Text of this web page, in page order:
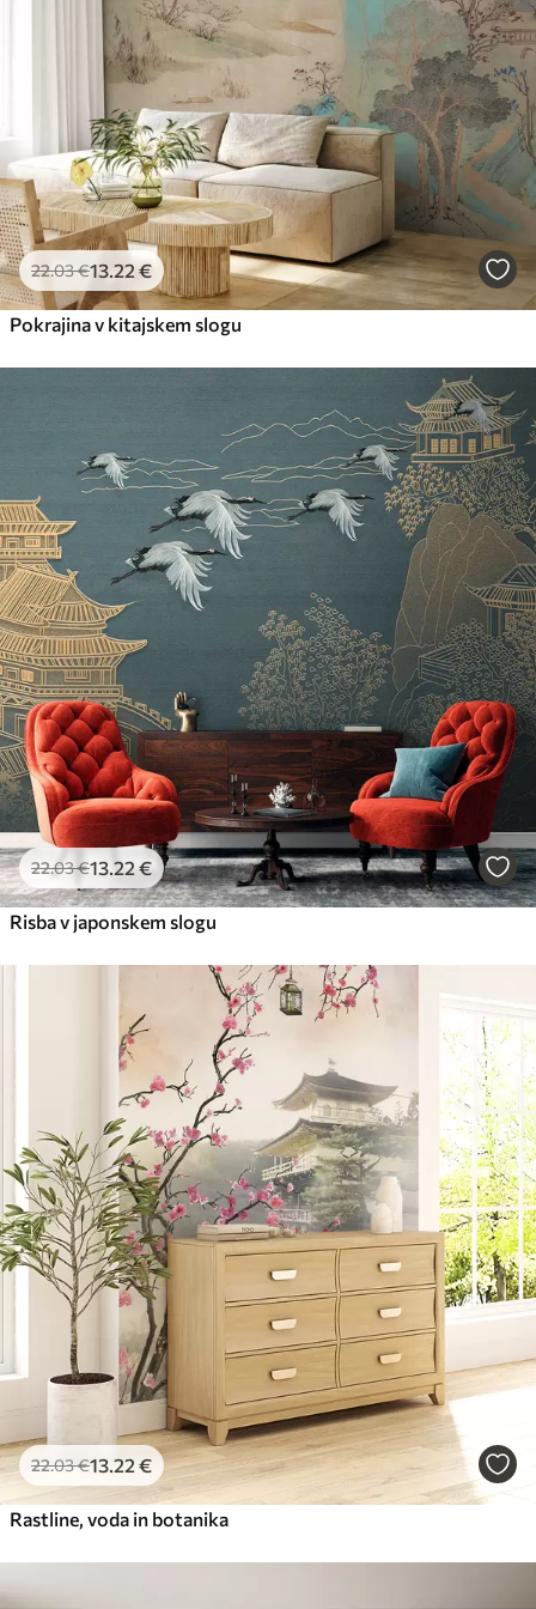
Premium
.00 €/m²
Premium vinil
.00 39.00€/m²
Peel and Stick
81.6749.00€/m²
22.03€13 .22 €
Pokrajina v kitajskem slogu
22.03€13 .22 €
Risba v japonskem slogu
22.03€13 .22 €
Rastline, voda in botanika